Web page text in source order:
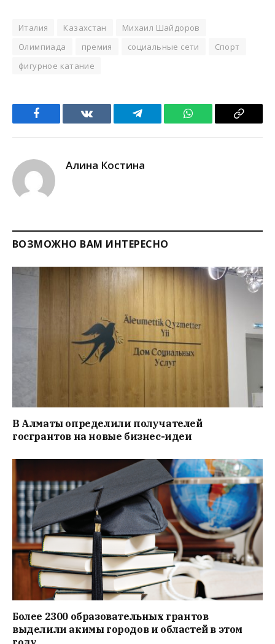
Италия Казахстан
Михаил Шайдоров
Олимпиада
премия социальные сети
Спорт
фигурное катание
Facebook VKontakteTelegram WhatsApp Copy
Алина Костина
ВОЗМОЖНО ВАМ ИНТЕРЕСНО
В Алматы определили получателей
госгрантов на новые бизнес-идеи
Более 2300 образовательных грантов
выделили акимы городов и областей в этом